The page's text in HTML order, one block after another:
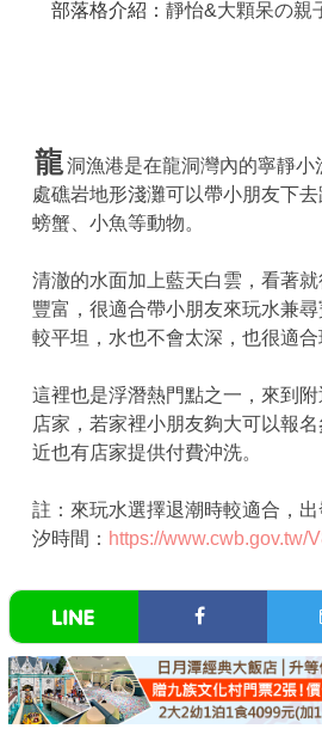
部落格介紹： 靜怡&大顆呆の親
龍洞漁港是在龍洞灣內的寧靜小
處礁岩地形淺灘可以帶小朋友下去
螃蟹、小魚等動物。
清澈的水面加上藍天白雲，看著
豐富，很適合帶小朋友來玩水兼
較平坦，水也不會太深，也很適合
這裡也是浮潛熱門點之一，來到
店家，若家裡小朋友夠大可以報
近也有店家提供付費沖洗。
註：來玩水選擇退潮時較適合，
汐時間： https://www.cwb.gov.tw/